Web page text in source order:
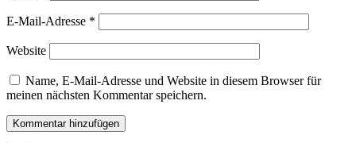
E-Mail-Adresse *
Website
Name, E-Mail-Adresse und Website in diesem Browser für
meinen nächsten Kommentar speichern.